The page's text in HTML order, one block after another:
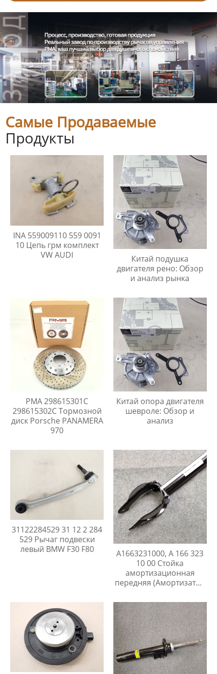
Самые Продаваемые
Продукты
INA 559009110 559 0091
10 Цепь грм комплект
VW AUDI
Китай подушка
двигателя рено: Обзор
и анализ рынка
PMA 298615301C
298615302C Тормозной
диск Porsche PANAMERA
970
Китай опора двигателя
шевроле: Обзор и
анализ
31122284529 31 12 2 284
529 Рычаг подвески
левый BMW F30 F80
A1663231000, A 166 323
10 00 Стойка
амортизационная
передняя (Амортизатор
ML/GLE W166